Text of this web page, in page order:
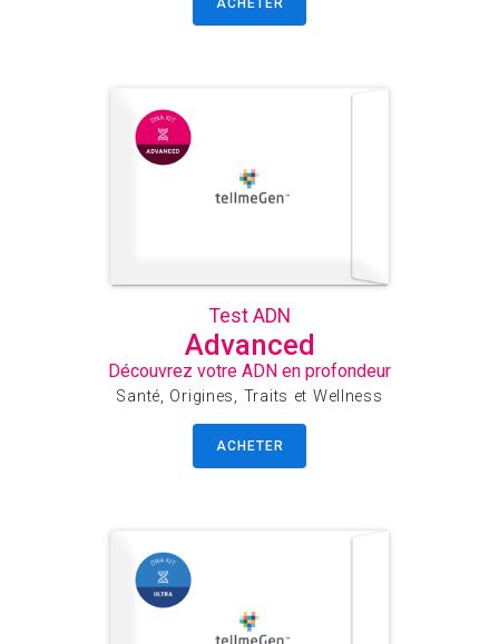
Test ADN
Advanced
Découvrez votre ADN en profondeur
Santé, Origines, Traits et Wellness
ACHETER